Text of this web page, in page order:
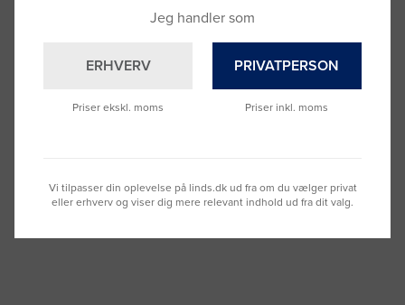
Brug for hjælp?
–se oversigten her
Jeg handler som
ERHVERV
Priser ekskl. moms
PRIVATPERSON
Priser inkl. moms
Vi tilpasser din oplevelse på linds.dk ud fra om du vælger privat
eller erhverv og viser dig mere relevant indhold ud fra dit valg.